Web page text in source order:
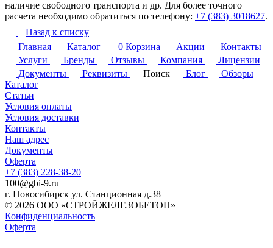
наличие свободного транспорта и др. Для более точного
расчета необходимо обратиться по телефону: +7 (383) 3018627.
Назад к списку
Главная
Каталог 0 Корзина Акции
Контакты
Услуги
Бренды Отзывы Компания
Лицензии
Документы
Реквизиты Поиск Блог
Обзоры
Каталог
Статьи
Условия оплаты
Условия доставки
Контакты
Наш адрес
Документы
Оферта
+7 (383) 228-38-20
100@gbi-9.ru
г. Новосибирск ул. Станционная д.38
© 2026 ООО «СТРОЙЖЕЛЕЗОБЕТОН»
Конфиденциальность
Оферта